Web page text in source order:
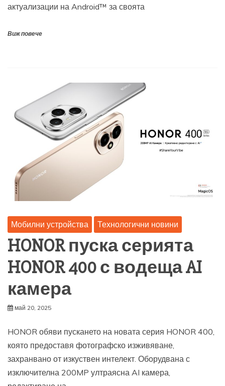
актуализации на Android™ за своята
Виж повече
Мобилни устройства Технологични новини
HONOR пуска серията
HONOR 400 с водеща AI
камера
май 20, 2025
HONOR обяви пускането на новата серия HONOR 400,
която предоставя фотографско изживяване,
захранвано от изкуствен интелект. Оборудвана с
изключителна 200MP ултраясна AI камера,